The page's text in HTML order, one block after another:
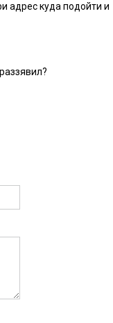
адрес куда подойти и
реку?